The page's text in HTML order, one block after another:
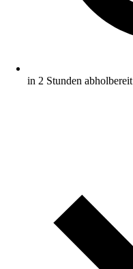
in 2 Stunden abholbereit